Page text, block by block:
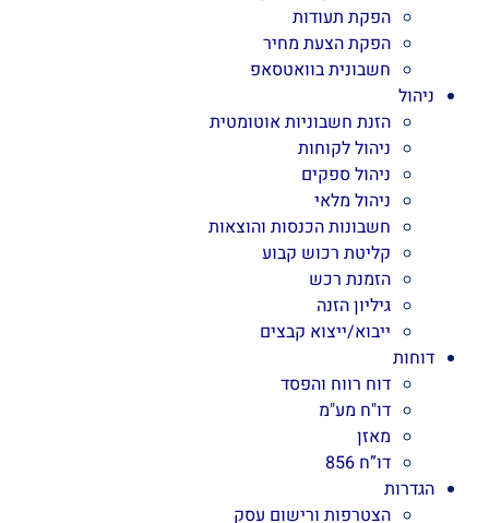
הפקת תעודות
הפקת הצעת מחיר
חשבונית בוואטסאפ
ניהול
הזנת חשבוניות אוטומטית
ניהול לקוחות
ניהול ספקים
ניהול מלאי
חשבונות הכנסות והוצאות
קליטת רכוש קבוע
הזמנת רכש
גיליון הזנה
ייבוא/ייצוא קבצים
דוחות
דוח רווח והפסד
דו"ח מע"מ
מאזן
דו”ח 856
הגדרות
הצטרפות ורישום עסק